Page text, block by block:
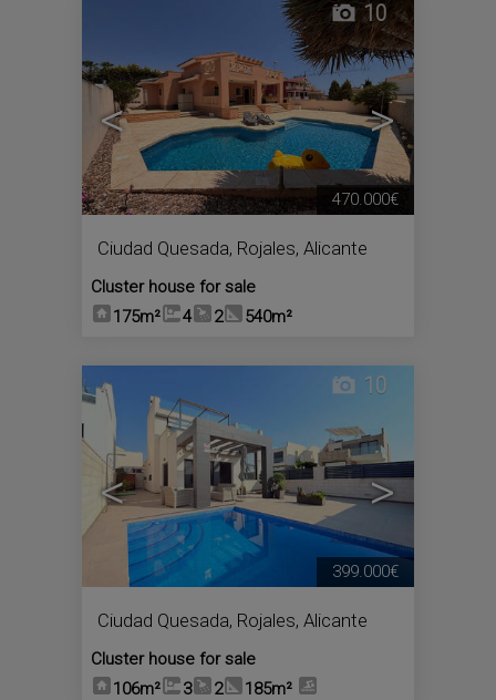
< >
10
Ciudad Quesada, Rojales, Alicante
Cluster house for sale
175m²
4 2 540m²
470.000€
< >
10
Ciudad Quesada, Rojales, Alicante
Cluster house for sale
106m²
3 2 185m²
399.000€